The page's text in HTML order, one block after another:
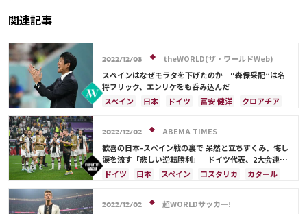
関連記事
2022/12/03
theWORLD(ザ・ワールドWeb)
スペインはなぜモラタを下げたのか “森保采配”は名
将フリック、エンリケをも呑み込んだ
スペイン
日本 ドイツ 冨安 健洋
クロアチア
マルコ・アセンシオ
コスタリカ
長友 佑都
浅野 拓磨 三笘 薫
久保 建英
鎌田 大地
アンス・ファティ 前田 大然
2022/12/02
ABEMA TIMES
歓喜の日本-スペイン戦の裏で 呆然と立ちすくみ、悔し
涙を流す「悲しい逆転勝利」 ドイツ代表、2大会連続
グループステージ敗退
ドイツ 日本 スペイン コスタリカ
カタール
マヌエル・ノイアー
2022/12/02
超WORLDサッカー!